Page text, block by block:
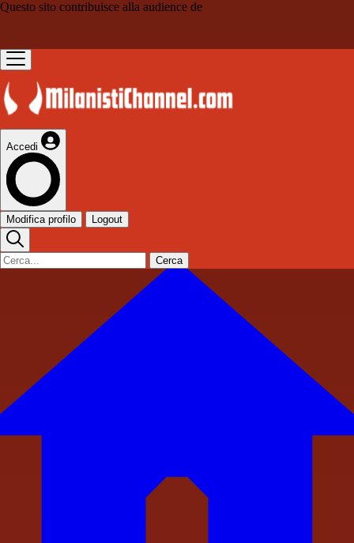
Questo sito contribuisce alla audience de
Accedi
Modifica profilo Logout
Cerca